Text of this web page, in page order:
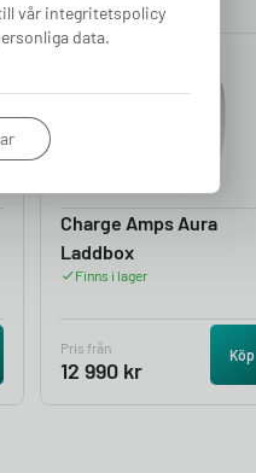
Charge Amps Aura
Laddbox
Finns i lager
Pris från
12 990 kr
Köp
vår integritetspolicy
data.